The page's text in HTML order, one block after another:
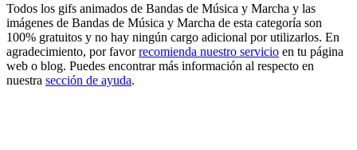
Todos los gifs animados de Bandas de Música y Marcha y las
imágenes de Bandas de Música y Marcha de esta categoría son
100% gratuitos y no hay ningún cargo adicional por utilizarlos. En
agradecimiento, por favorrecomienda nuestro servicio en tu página
web o blog. Puedes encontrar más información al respecto en
nuestra sección de ayuda.